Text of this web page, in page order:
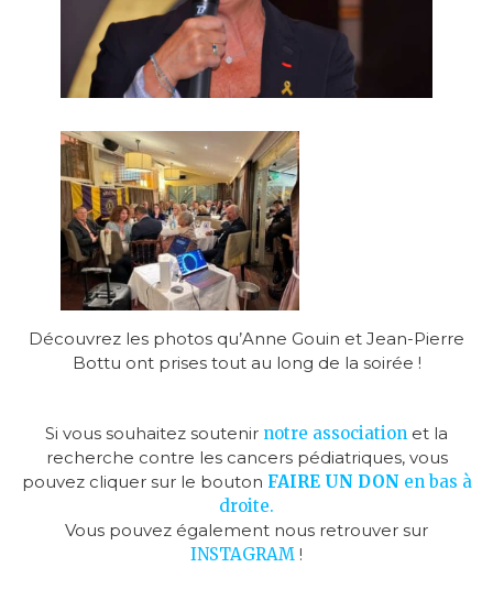
Découvrez les photos qu’Anne Gouin et Jean-Pierre
Bottu ont prises tout au long de la soirée !
Si vous souhaitez soutenir notre association et la
recherche contre les cancers pédiatriques, vous
pouvez cliquer sur le bouton FAIRE UN DON en bas à
droite.
Vous pouvez également nous retrouver sur
INSTAGRAM !